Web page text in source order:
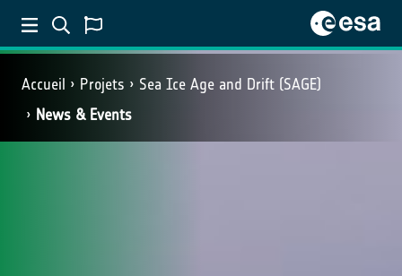
Accueil Projets
Sea Ice Age and Drift (SAGE)
News & Events